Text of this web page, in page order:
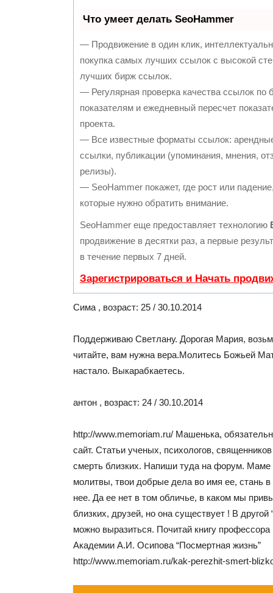
Что умеет делать SeoHammer
— Продвижение в один клик,
покупка самых лучших ссылок с высокой
лучших бирж ссылок.
— Регулярная проверка качества ссылок по
показателям и ежедневный пересчет
проекта.
— Все известные форматы ссылок:
ссылки, публикации (упоминания, мнения,
релизы).
— SeoHammer покажет, где рост или
которые нужно обратить внимание.
SeoHammer еще предоставляет технологию
продвижение в десятки раз, а первые
в течение первых 7 дней.
Зарегистрироваться и Начать
Сима , возраст: 25 / 30.10.2014
Поддерживаю Светлану. Дорогая Мария,
читайте, вам нужна вера.Молитесь Божьей
настало. Выкарабкаетесь.
антон , возраст: 24 / 30.10.2014
http://www.memoriam.ru/ Машенька,
сайт. Статьи ученых, психологов,
смерть близких. Напиши туда на форум. Маме
молитвы, твои добрые дела во имя ее, стань
нее. Да ее нет в том обличье, в каком мы
близких, друзей, но она существует ! В другой
можно выразиться. Почитай книгу
Академии А.И. Осипова “Посмертная жизнь”
http://www.memoriam.ru/kak-perezhit-smert-